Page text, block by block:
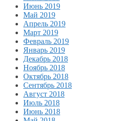
Июнь 2019
Май 2019
Апрель 2019
Март 2019
Февраль 2019
Январь 2019
Декабрь 2018
Ноябрь 2018
Октябрь 2018
Сентябрь 2018
Август 2018
Июль 2018
Июнь 2018